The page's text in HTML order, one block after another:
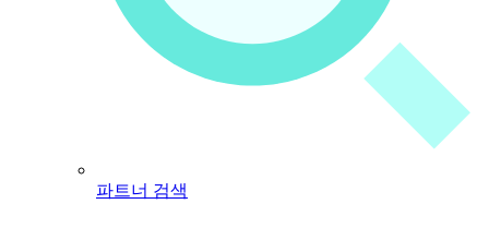
파트너 검색